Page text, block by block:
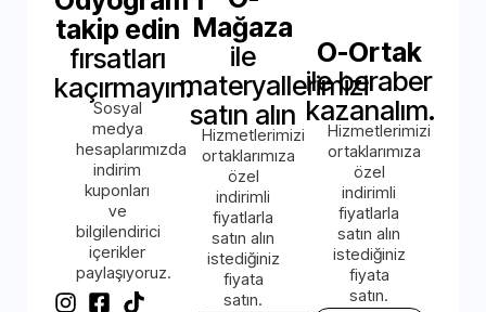
takip edin
fırsatları
kaçırmayın.
Sosyal
medya
hesaplarımızda
indirim
kuponları
ve
bilgilendirici
içerikler
paylaşıyoruz.
Mağaza
ile
materyallerimizi
satın alın
Hizmetlerimizi
ortaklarımıza
özel
indirimli
fiyatlarla
satın alın
istediğiniz
fiyata
satın.
O-Ortak
ile beraber
kazanalım.
Hizmetlerimizi
ortaklarımıza
özel
indirimli
fiyatlarla
satın alın
istediğiniz
fiyata
satın.